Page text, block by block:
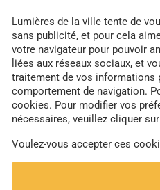
Lumières de la ville tente de
sans publicité, et pour cela
votre navigateur pour pouvoir
liées aux réseaux sociaux, et
traitement de vos informations
comportement de navigation.
cookies. Pour modifier vos
nécessaires, veuillez cliquer sur
Voulez-vous accepter ces